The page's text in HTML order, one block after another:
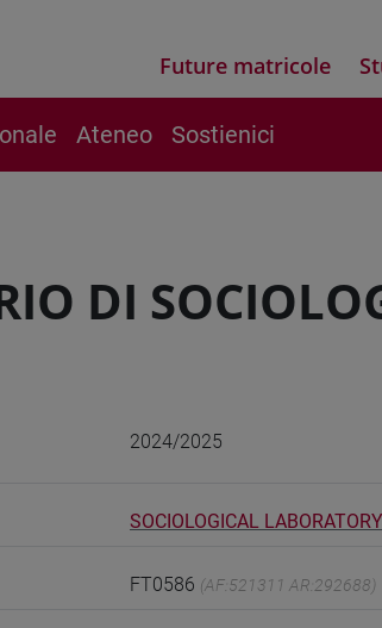
Future matricole
Ateneo Sostienici
DI
2024/2025
SOCIOLOGICAL
FT0586 (AF:521311 AR:292688)